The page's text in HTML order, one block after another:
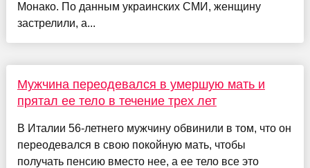
Монако. По данным украинских СМИ, женщину
застрелили, а...
Мужчина переодевался в умершую мать и
прятал ее тело в течение трех лет
В Италии 56-летнего мужчину обвинили в том, что он
переодевался в свою покойную мать, чтобы
получать пенсию вместо нее, а ее тело все это